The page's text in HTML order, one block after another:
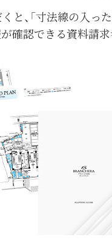
と、 「寸法線の入っ
確認できる資料請